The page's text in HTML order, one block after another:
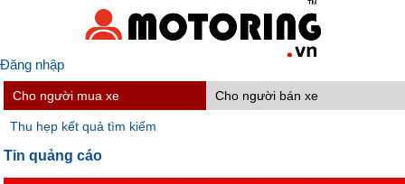
Đăng nhập
Cho người mua xe Cho người bán xe
Thu hẹp kết quả tìm kiếm
Tin quảng cáo